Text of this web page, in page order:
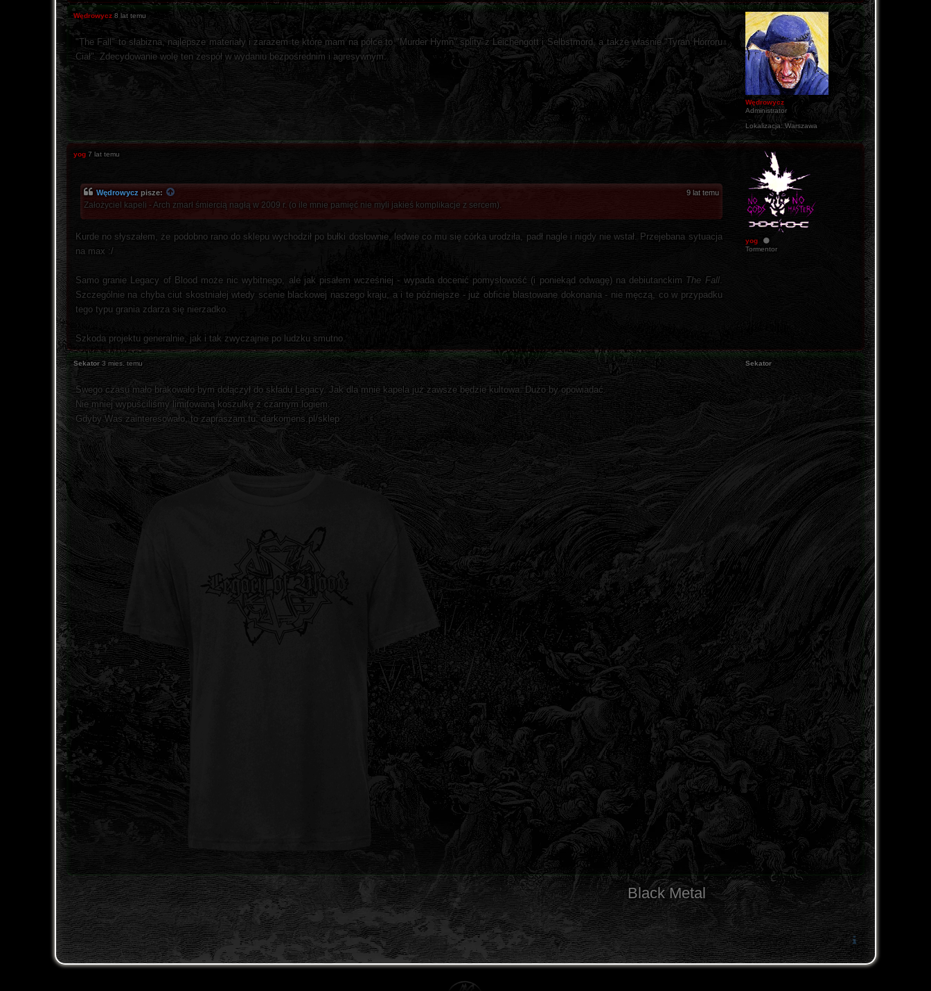
Wędrowycz
Administrator
Lokalizacja: Warszawa
Wędrowycz 8 lat temu
"The Fall" to słabizna, najlepsze materiały i zarazem te które mam na półce to "Murder Hymn" splity z Leichengott i Selbstmord, a także właśnie "Tyran Horroru
Ciał". Zdecydowanie wolę ten zespół w wydaniu bezpośrednim i agresywnym.
yog
Tormentor
yog 7 lat temu
Wędrowycz pisze: 9 lat temu
Założyciel kapeli - Arch zmarł śmiercią nagłą w 2009 r. (o ile mnie pamięć nie myli jakieś komplikacje z sercem).
Kurde no słyszałem, że podobno rano do sklepu wychodził po bułki dosłownie, ledwie co mu się córka urodziła, padł nagle i nigdy nie wstał. Przejebana sytuacja
na max :/
Samo granie Legacy of Blood może nic wybitnego, ale jak pisałem wcześniej - wypada docenić pomysłowość (i poniekąd odwagę) na debiutanckim The Fall.
Szczególnie na chyba ciut skostniałej wtedy scenie blackowej naszego kraju, a i te późniejsze - już obficie blastowane dokonania - nie męczą, co w przypadku
tego typu grania zdarza się nierzadko.
Szkoda projektu generalnie, jak i tak zwyczajnie po ludzku smutno.
Sekator
Sekator 3 mies. temu
Swego czasu mało brakowało bym dołączył do składu Legacy. Jak dla mnie kapela już zawsze będzie kultowa. Dużo by opowiadać.
Nie mniej wypuściliśmy limitowaną koszulkę z czarnym logiem.
Gdyby Was zainteresowało, to zapraszam tu: darkomens.pl/sklep
Black Metal